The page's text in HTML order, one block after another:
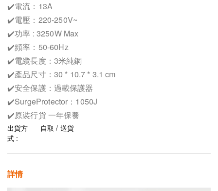
✔️電流：13A
✔️電壓：220-250V~
✔️功率 : 3250W Max
✔️頻率：50-60Hz
✔️電纜長度：3米純銅
✔️產品尺寸：30 * 10.7 * 3.1 cm
✔️安全保護：過載保護器
✔️SurgeProtector：1050J
✔️原裝行貨 一年保養
出貨方
式 :
自取 / 送貨
詳情